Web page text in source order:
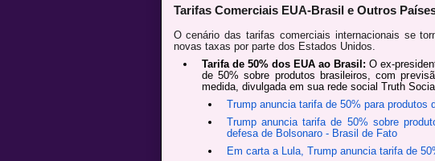
Tarifas Comerciais EUA-Brasil e Outros
O cenário das tarifas comerciais internacionais se
novas taxas por parte dos Estados Unidos.
Tarifa de 50% dos EUA ao Brasil: O ex-
de 50% sobre produtos brasileiros, com
medida, divulgada em sua rede social Truth
Trump anuncia tarifa de 50% para produtos
Trump anuncia tarifa de 50% sobre
defesa de Bolsonaro - Brasil de Fato
Em carta a Lula, Trump anuncia tarifa de